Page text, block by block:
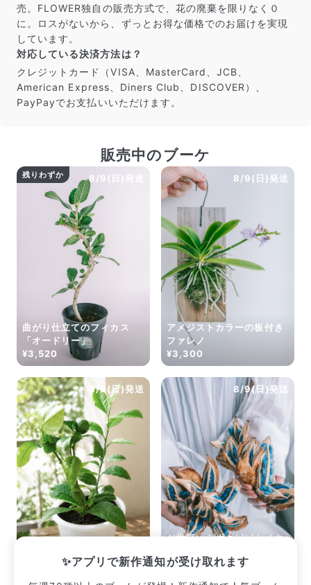
売。FLOWER独自の販売方式で、花の廃棄を限りなく０
に。ロスがないから、ずっとお得な価格でのお届けを実現
しています。
対応している決済方法は？
クレジットカード（VISA、MasterCard、JCB、
American Express、Diners Club、DISCOVER）、
PayPayでお支払いいただけます。
✨アプリで新作通知が受け取れます
販売中のブーケ
8/9(日)発送
残りわずか
曲がり仕立てのフィカス
「オードリー」
¥3,520
8/9(日)発送
アメジストカラーの板付き
ファレノ
¥3,300
8/9(日)発送 8/9(日)発送
お世話いらずタビビトノキ
¥3,410